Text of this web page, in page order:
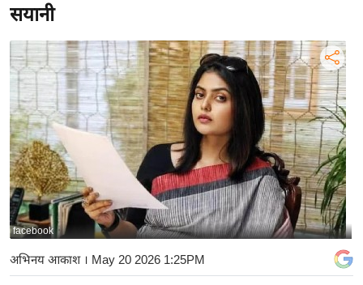
र
रा
ष्ट्री
य
अं
त
र्रा
ष्ट्री
य
बि
ज़
ने
सयानी
facebook
अभिनय आकाश। May 20 2026 1:25PM